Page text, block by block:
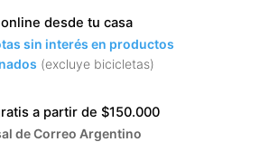
desde tu casa
sin interés en productos
(excluye bicicletas)
a partir de $150.000
de Correo Argentino